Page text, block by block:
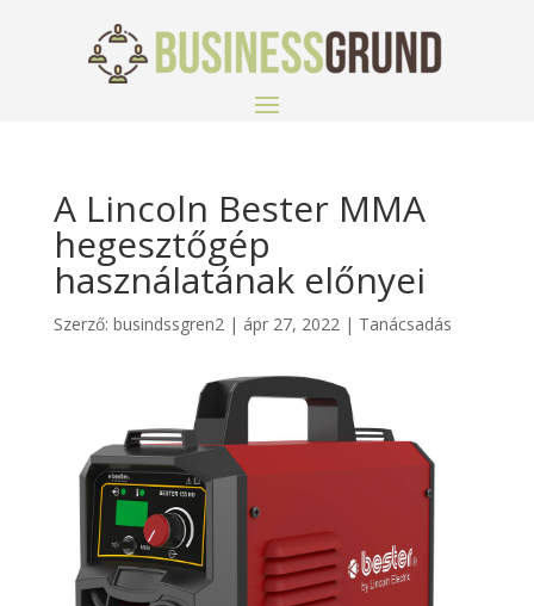
A Lincoln Bester MMA
hegesztőgép
használatának előnyei
Szerző: busindssgren2| ápr 27, 2022| Tanácsadás